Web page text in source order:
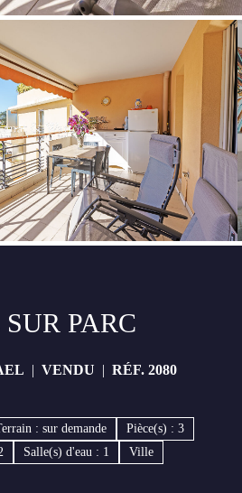
PARC
VENDU RÉF. 2080
: sur demande
Pièce(s) : 3
Salle(s) d'eau : 1 Ville